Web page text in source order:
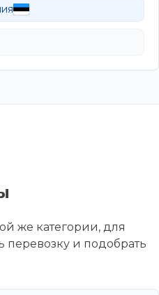
же категории, для
перевозку и подобрать